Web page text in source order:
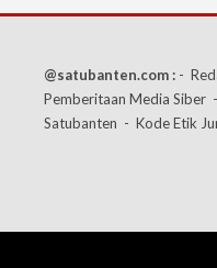
@satubanten.com : -
Pemberitaan Media Siber
Satubanten - Kode Etik